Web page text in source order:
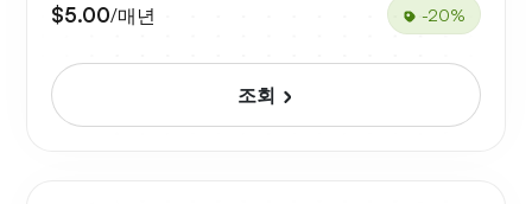
$5.00/매년 -20%
조회